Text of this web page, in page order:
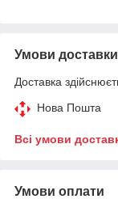
Умови доставки
Доставка
Нова Пошта
Всі умови
Умови оплати